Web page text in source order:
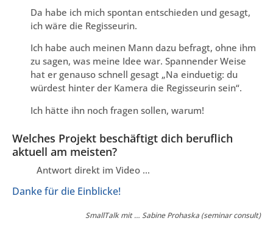
Da habe ich mich spontan entschieden und gesagt,
ich wäre die Regisseurin.
Ich habe auch meinen Mann dazu befragt, ohne ihm
zu sagen, was meine Idee war. Spannender Weise
hat er genauso schnell gesagt „Na einduetig: du
würdest hinter der Kamera die Regisseurin sein“.
Ich hätte ihn noch fragen sollen, warum!
Welches Projekt beschäftigt dich beruflich
aktuell am meisten?
Antwort direkt im Video …
Danke für die Einblicke!
SmallTalk mit … Sabine Prohaska (seminar consult)